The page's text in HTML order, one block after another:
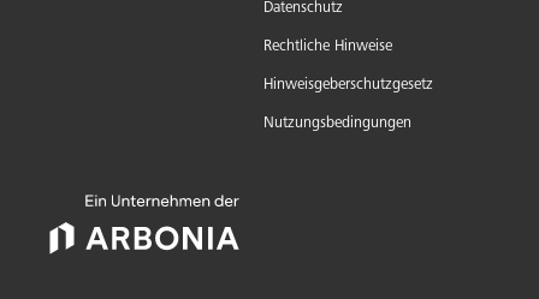
Datenschutz
Rechtliche Hinweise
Hinweisgeberschutzgesetz
Nutzungsbedingungen